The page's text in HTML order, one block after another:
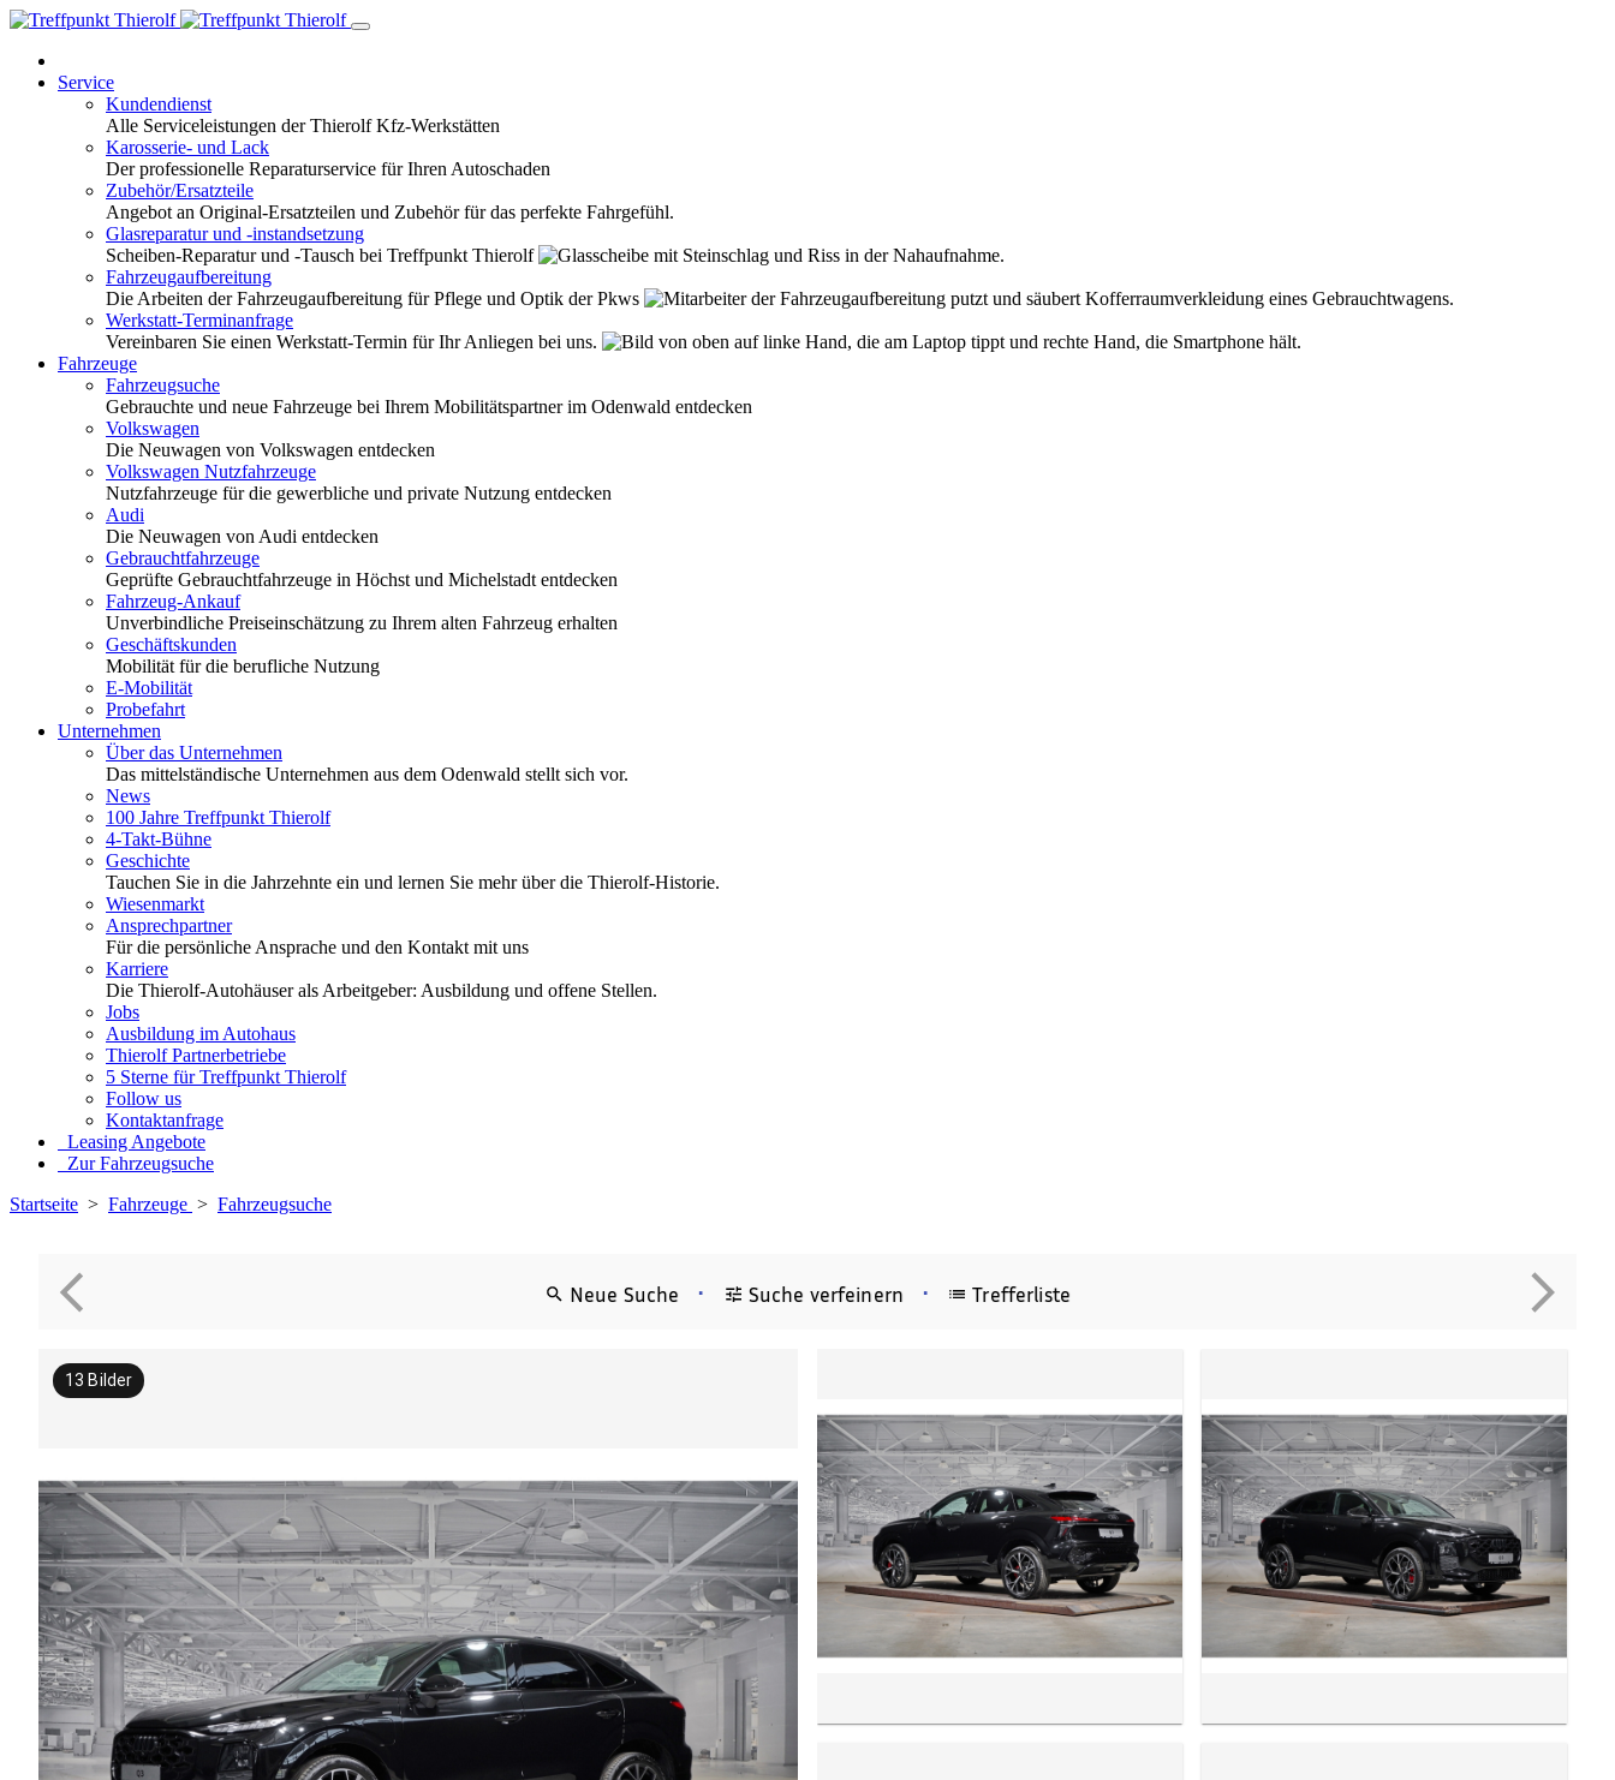
Service
Kundendienst
Alle Serviceleistungen der Thierolf Kfz-Werkstätten
Karosserie- und Lack
Der professionelle Reparaturservice für Ihren Autoschaden
Zubehör/Ersatzteile
Angebot an Original-Ersatzteilen und Zubehör für das perfekte Fahrgefühl.
Glasreparatur und -instandsetzung
Scheiben-Reparatur und -Tausch bei Treffpunkt Thierolf
Fahrzeugaufbereitung
Die Arbeiten der Fahrzeugaufbereitung für Pflege und Optik der Pkws
Werkstatt-Terminanfrage
Vereinbaren Sie einen Werkstatt-Termin für Ihr Anliegen bei uns.
Fahrzeuge
Fahrzeugsuche
Gebrauchte und neue Fahrzeuge bei Ihrem Mobilitätspartner im Odenwald entdecken
Volkswagen
Die Neuwagen von Volkswagen entdecken
Volkswagen Nutzfahrzeuge
Nutzfahrzeuge für die gewerbliche und private Nutzung entdecken
Audi
Die Neuwagen von Audi entdecken
Gebrauchtfahrzeuge
Geprüfte Gebrauchtfahrzeuge in Höchst und Michelstadt entdecken
Fahrzeug-Ankauf
Unverbindliche Preiseinschätzung zu Ihrem alten Fahrzeug erhalten
Geschäftskunden
Mobilität für die berufliche Nutzung
E-Mobilität
Probefahrt
Unternehmen
Über das Unternehmen
Das mittelständische Unternehmen aus dem Odenwald stellt sich vor.
News
100 Jahre Treffpunkt Thierolf
4-Takt-Bühne
Geschichte
Tauchen Sie in die Jahrzehnte ein und lernen Sie mehr über die Thierolf-Historie.
Wiesenmarkt
Ansprechpartner
Für die persönliche Ansprache und den Kontakt mit uns
Karriere
Die Thierolf-Autohäuser als Arbeitgeber: Ausbildung und offene Stellen.
Jobs
Ausbildung im Autohaus
Thierolf Partnerbetriebe
5 Sterne für Treffpunkt Thierolf
Follow us
Kontaktanfrage
Leasing Angebote
Zur Fahrzeugsuche
Startseite > Fahrzeuge > Fahrzeugsuche
Neue Suche • Suche verfeinern • Trefferliste
13 Bilder